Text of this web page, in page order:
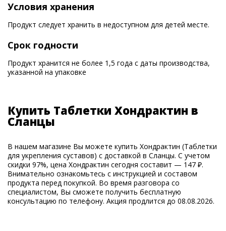
Условия хранения
Продукт следует хранить в недоступном для детей месте.
Срок годности
Продукт хранится не более 1,5 года с даты производства,
указанной на упаковке
Купить Таблетки Хондрактин в
Сланцы
В нашем магазине Вы можете купить Хондрактин (Таблетки
для укрепления суставов) с доставкой в Сланцы. С учетом
скидки 97%, цена Хондрактин сегодня составит — 147 ₽.
Внимательно ознакомьтесь с инструкцией и составом
продукта перед покупкой. Во время разговора со
специалистом, Вы сможете получить бесплатную
консультацию по телефону. Акция продлится до 08.08.2026.